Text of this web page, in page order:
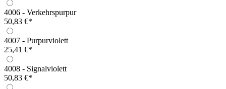
4006 - Verkehrspurpur
50,83 €*
4007 - Purpurviolett
25,41 €*
4008 - Signalviolett
50,83 €*